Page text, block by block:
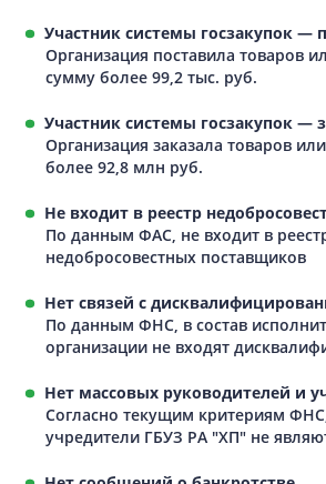
Участник системы госзакупок —
Организация поставила товаров
сумму более 99,2 тыс. руб.
Участник системы госзакупок —
Организация заказала товаров
более 92,8 млн руб.
Не входит в реестр
По данным ФАС, не входит в
недобросовестных поставщиков
Нет связей с
По данным ФНС, в состав
организации не входят
Нет массовых руководителей и
Согласно текущим критериям
учредители ГБУЗ РА "ХП" не